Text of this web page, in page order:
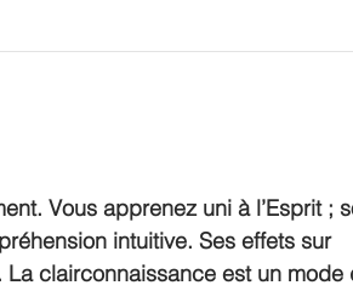
Vous apprenez uni à l’Esprit ;
intuitive. Ses effets sur
clairconnaissance est un mode